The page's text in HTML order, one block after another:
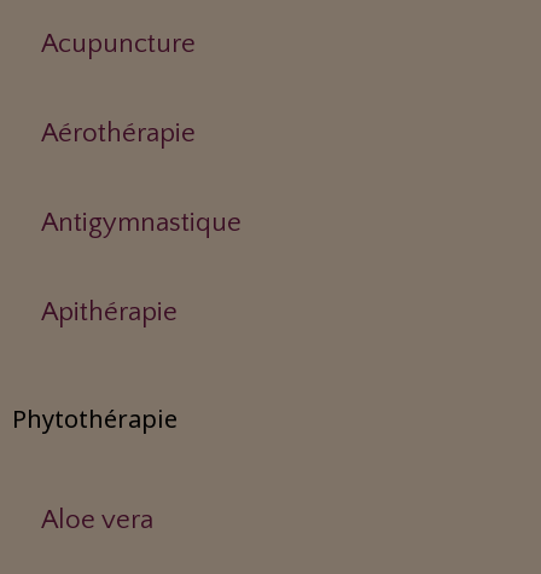
Acupuncture
Aérothérapie
Antigymnastique
Apithérapie
Phytothérapie
Aloe vera